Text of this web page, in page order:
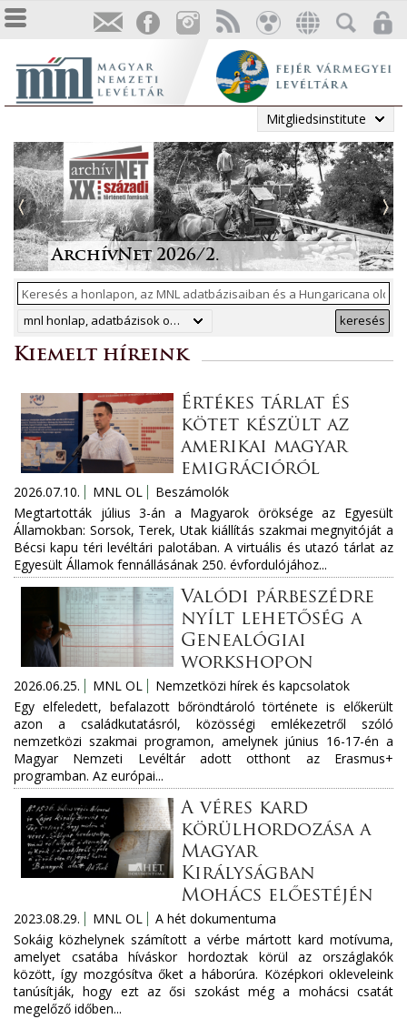
Mitgliedsinstitute
Irodalmi folyóiratok helyzete
1986-ban
Megjelent a Levéltári
Közlemények 2025. évi száma
„Lapidáris emlékek” a levéltári
anyagban
ArchívNet 2026/2.
Tájékoztatás a Pest vármegyei
állami anyakönyvi
másodpéldányok online
közzétételéről
mnl honlap, adatbázisok online, hungaricana keresés
Kiemelt híreink
Értékes tárlat és
kötet készült az
amerikai magyar
emigrációról
2026.07.10. MNL OL
Beszámolók
Megtartották július 3-án a Magyarok öröksége az Egyesült
Államokban: Sorsok, Terek, Utak kiállítás szakmai megnyitóját a
Bécsi kapu téri levéltári palotában. A virtuális és utazó tárlat az
Egyesült Államok fennállásának 250. évfordulójához...
Valódi párbeszédre
nyílt lehetőség a
Genealógiai
workshopon
2026.06.25. MNL OL
Nemzetközi hírek és kapcsolatok
Egy elfeledett, befalazott bőröndtároló története is előkerült
azon a családkutatásról, közösségi emlékezetről szóló
nemzetközi szakmai programon, amelynek június 16-17-én a
Magyar Nemzeti Levéltár adott otthont az Erasmus+
programban. Az európai...
A véres kard
körülhordozása a
Magyar
Királyságban
Mohács előestéjén
2023.08.29. MNL OL
A hét dokumentuma
Sokáig közhelynek számított a vérbe mártott kard motívuma,
amelyet csatába híváskor hordoztak körül az országlakók
között, így mozgósítva őket a háborúra. Középkori okleveleink
tanúsítják, hogy ezt az ősi szokást még a mohácsi csatát
megelőző időben...